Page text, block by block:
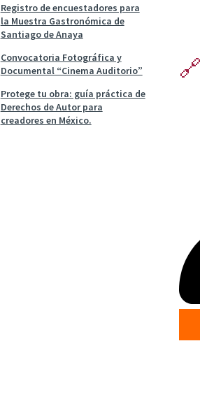
Registro de encuestadores para
la Muestra Gastronómica de
Santiago de Anaya
Convocatoria Fotográfica y
Documental “Cinema Auditorio”
Protege tu obra: guía práctica de
Derechos de Autor para
creadores en México.